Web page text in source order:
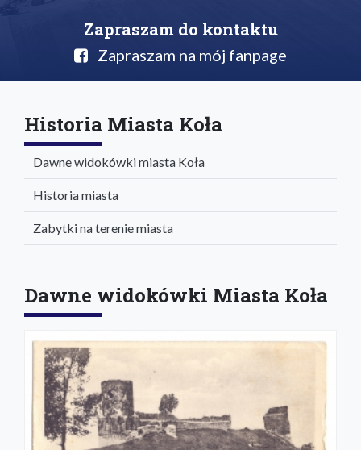
Zapraszam do kontaktu
Zapraszam na mój fanpage
Historia Miasta Koła
Dawne widokówki miasta Koła
Historia miasta
Zabytki na terenie miasta
Dawne widokówki Miasta Koła